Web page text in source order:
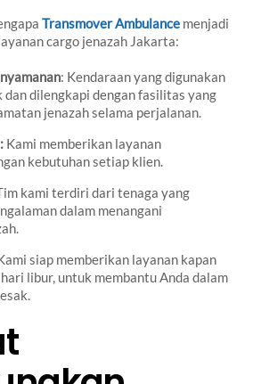
Transmover Ambulance menjadi
cargo jenazah Jakarta:
: Kendaraan yang digunakan
dan dilengkapi dengan fasilitas yang
jenazah selama perjalanan.
Kami memberikan layanan
kebutuhan setiap klien.
kami terdiri dari tenaga yang
dalam menangani
siap memberikan layanan kapan
libur, untuk membantu Anda dalam